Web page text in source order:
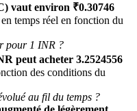
en espèces
vaut environ ₹0.30746
temps réel en fonction du
pour 1 INR ?
peut acheter 3.2524556
des conditions du
au fil du temps ?